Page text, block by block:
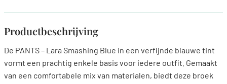
Productbeschrijving
De PANTS – Lara Smashing Blue in een verfijnde blauwe tint
vormt een prachtig enkele basis voor iedere outfit. Gemaakt
van een comfortabele mix van materialen, biedt deze broek